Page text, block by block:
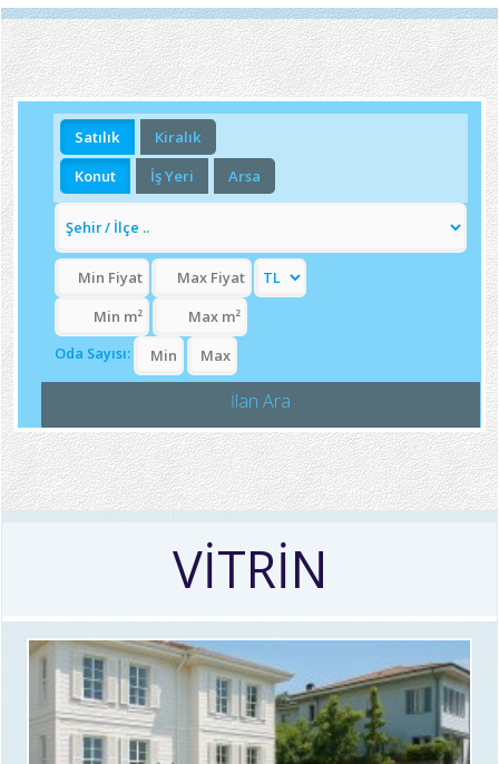
Satılık
Kiralık
Konut
İş Yeri Arsa
Oda Sayısı:
İlan Ara
VİTRİN